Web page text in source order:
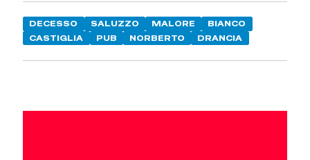
DECESSO SALUZZO MALORE
BIANCO
CASTIGLIA
PUB NORBERTO DRANCIA